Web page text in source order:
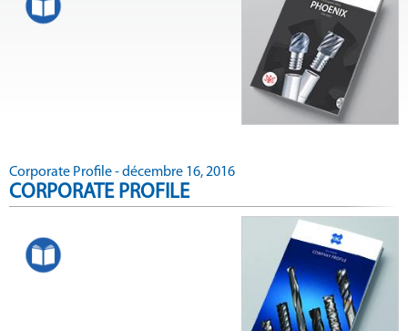
Corporate Profile - décembre 16, 2016
CORPORATE PROFILE